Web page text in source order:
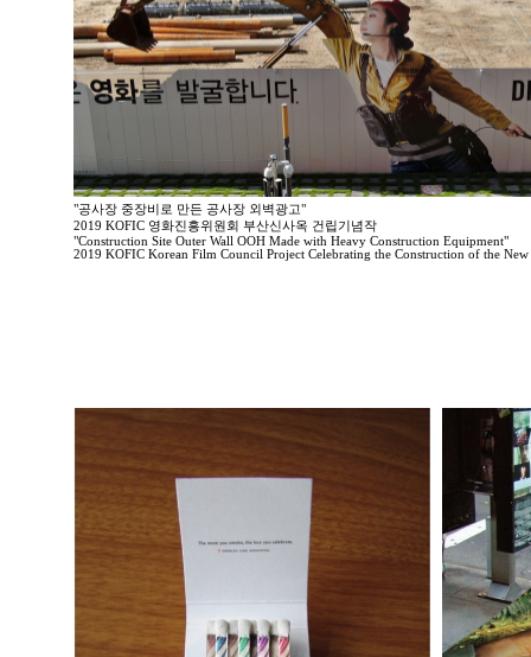
"공사장 중장비로 만든 공사장 외벽광고"
2019 KOFIC 영화진흥위원회 부산신사옥 건립기념작
"Construction Site Outer Wall OOH Made with Heavy Construction Equipment"
2019 KOFIC Korean Film Council Project Celebrating the Construction of the New